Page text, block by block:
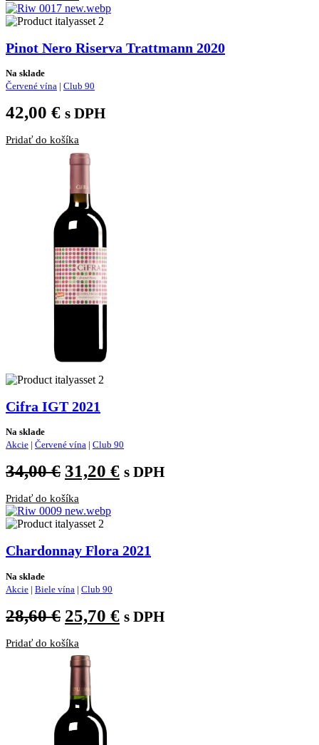
Pinot Nero Riserva Trattmann 2020
Na sklade
Červené vína | Club 90
42,00 € s DPH
Pridať do košíka
Cifra IGT 2021
Na sklade
Akcie | Červené vína | Club 90
34,00€ Pôvodná
cena
bola:
34,00 €.
31,20 €Aktuálna
s DPH
Pridať do košíka
Chardonnay Flora 2021
Na sklade
Akcie | Biele vína | Club 90
28,60€ Pôvodná
cena
bola:
28,60 €.
25,70 €Aktuálna
s DPH
Pridať do košíka